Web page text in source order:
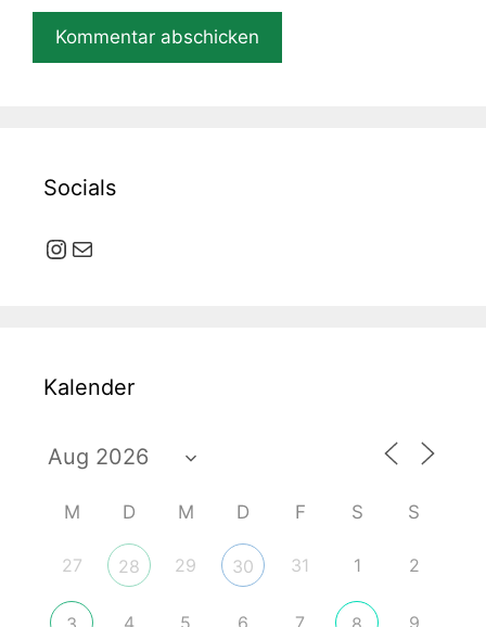
Socials
Instagram
E-Mail
Kalender
M D M D F S S
27 28 29 30 31 1 2
4 5 6 7 9